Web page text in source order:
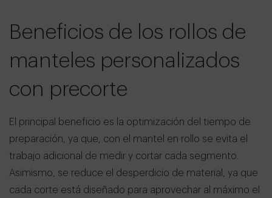
Beneficios de los rollos de
manteles personalizados
con precorte
El principal beneficio es la optimización del tiempo de
preparación, ya que, con el mantel en rollo se evita el
trabajo adicional de medir y cortar cada segmento.
Asimismo, se reduce el desperdicio de material, ya que
cada corte está diseñado para aprovechar al máximo el